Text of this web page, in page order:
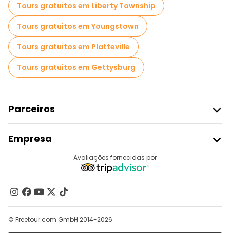
Tours gratuitos em Liberty Township
Tours gratuitos em Youngstown
Tours gratuitos em Platteville
Tours gratuitos em Gettysburg
Parceiros
Registo Do Fornecedor
Programa De Afiliados
Empresa
Contacte-Nos
Grupos
Ajuda
Avaliações fornecidas por
© Freetour.com GmbH 2014-2026